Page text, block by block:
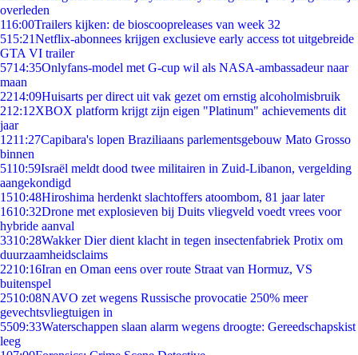
overleden
116:00Trailers kijken: de bioscoopreleases van week 32
515:21Netflix-abonnees krijgen exclusieve early access tot uitgebreide
GTA VI trailer
5714:35Onlyfans-model met G-cup wil als NASA-ambassadeur naar
maan
2214:09Huisarts per direct uit vak gezet om ernstig alcoholmisbruik
212:12XBOX platform krijgt zijn eigen "Platinum" achievements dit
jaar
1211:27Capibara's lopen Braziliaans parlementsgebouw Mato Grosso
binnen
5110:59Israël meldt dood twee militairen in Zuid-Libanon, vergelding
aangekondigd
1510:48Hiroshima herdenkt slachtoffers atoombom, 81 jaar later
1610:32Drone met explosieven bij Duits vliegveld voedt vrees voor
hybride aanval
3310:28Wakker Dier dient klacht in tegen insectenfabriek Protix om
duurzaamheidsclaims
2210:16Iran en Oman eens over route Straat van Hormuz, VS
buitenspel
2510:08NAVO zet wegens Russische provocatie 250% meer
gevechtsvliegtuigen in
5509:33Waterschappen slaan alarm wegens droogte: Gereedschapskist
leeg